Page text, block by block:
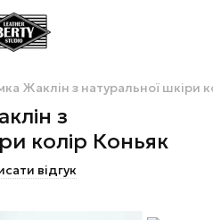
Жаклін з натуральної шкіри
з
колір Коньяк
відгук